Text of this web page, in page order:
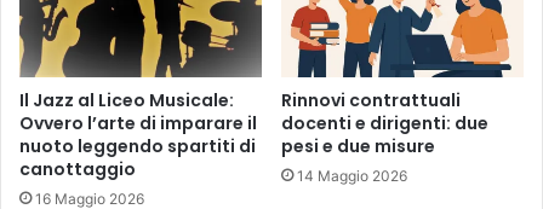
Il Jazz al Liceo Musicale:
Ovvero l’arte di imparare il
nuoto leggendo spartiti di
canottaggio
16 Maggio 2026
Rinnovi contrattuali
docenti e dirigenti: due
pesi e due misure
14 Maggio 2026